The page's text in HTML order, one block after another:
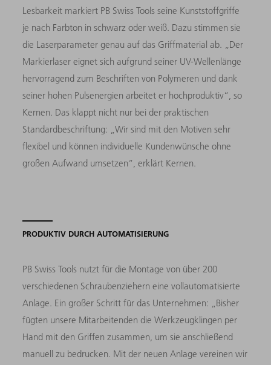
Lesbarkeit markiert PB Swiss Tools seine Kunststoffgriffe
je nach Farbton in schwarz oder weiß. Dazu stimmen sie
die Laserparameter genau auf das Griffmaterial ab. „Der
Markierlaser eignet sich aufgrund seiner UV-Wellenlänge
hervorragend zum Beschriften von Polymeren und dank
seiner hohen Pulsenergien arbeitet er hochproduktiv“, so
Kernen. Das klappt nicht nur bei der praktischen
Standardbeschriftung: „Wir sind mit den Motiven sehr
flexibel und können individuelle Kundenwünsche ohne
großen Aufwand umsetzen“, erklärt Kernen.
PRODUKTIV DURCH AUTOMATISIERUNG
PB Swiss Tools nutzt für die Montage von über 200
verschiedenen Schraubenziehern eine vollautomatisierte
Anlage. Ein großer Schritt für das Unternehmen: „Bisher
fügten unsere Mitarbeitenden die Werkzeugklingen per
Hand mit den Griffen zusammen, um sie anschließend
manuell zu bedrucken. Mit der neuen Anlage vereinen wir